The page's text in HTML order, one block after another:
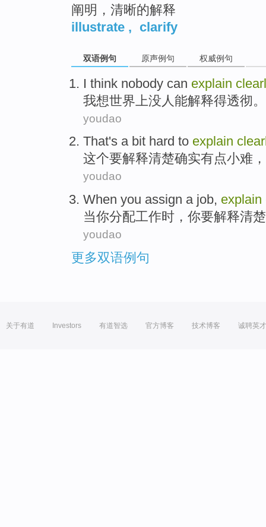
阐明，清晰的解释
illustrate , clarify
双语例句 原声例句 权威例句
I think nobody can explain
我想世界上没人 能解释得透彻。
youdao
That's a bit hard to explain
这个要解释清楚确实有点小难 ，
youdao
When you assign a job, explain
当你分配工作时，你要解释清楚
youdao
更多双语例句
关于有道 Investors 有道智选 官方博客 技术博客 诚聘英才